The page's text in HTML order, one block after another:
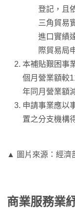
登記，且
三角貿易
進口實績
際貿易局
本補貼艱困事
個月營業額較
年同月營業額
申請事業應以
置之分支機構
▲ 圖片來源：經濟
商業服務業